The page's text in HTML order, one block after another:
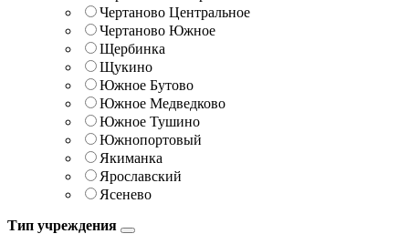
Чертаново Центральное
Чертаново Южное
Щербинка
Щукино
Южное Бутово
Южное Медведково
Южное Тушино
Южнопортовый
Якиманка
Ярославский
Ясенево
Тип учреждения